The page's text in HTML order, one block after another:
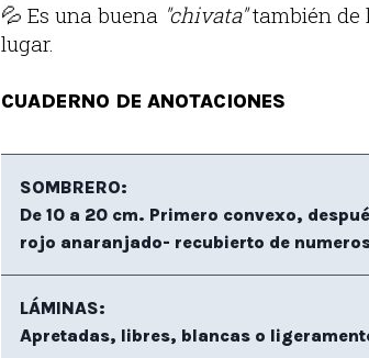
💦 Es una buena "chivata"también de
lugar.
CUADERNO DE ANOTACIONES
SOMBRERO:
De 10 a 20 cm. Primero convexo,
rojo anaranjado- recubierto de
LÁMINAS:
Apretadas, libres, blancas o